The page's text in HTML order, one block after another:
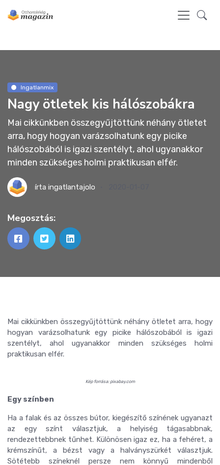
Ingatlanmix
Nagy ötletek kis hálószobákra
Mai cikkünkben összegyűjtöttünk néhány ötletet
arra, hogy hogyan varázsolhatunk egy picike
hálószobából is igazi szentélyt, ahol ugyanakkor
minden szükséges holmi praktikusan elfér.
írta ingatlantajolo
Megosztás:
Mai cikkünkben összegyűjtöttünk néhány ötletet arra, hogy
hogyan varázsolhatunk egy picike hálószobából is igazi
szentélyt, ahol ugyanakkor minden szükséges holmi
praktikusan elfér.
Kép forrása: pixabay.com
Egy színben
Ha a falak és az összes bútor, kiegészítő színének ugyanazt
az egy színt választjuk, a helyiség tágasabbnak,
rendezettebbnek tűnhet. Különösen igaz ez, ha a fehéret, a
krémszínűt, a bézst vagy a halványszürkét választjuk.
Sötétebb színeknél persze nem könnyű mindenből